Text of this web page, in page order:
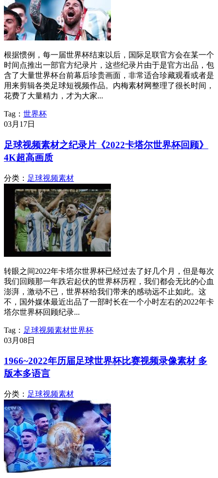
根据惯例，每一届世界杯结束以后，国际足联官方会在某一个
时间点推出一部官方纪录片，这些纪录片由于是官方出品，包
含了大量世界杯台前幕后珍贵画面，非常适合珍藏观看或者是
用来剪辑各类足球短视频作品。内梅素材网整理了很长时间，
花费了大量精力，才为大家...
Tag： 世界杯
03月 17日
足球视频素材之纪录片《2022卡塔尔世界杯回顾》
4K超高画质
分类： 足球视频素材
转眼之间2022年卡塔尔世界杯已经过去了好几个月，但是每次
我们回顾那一年跌宕起伏的世界杯历程，我们都会无比的心血
澎湃，激动不已，世界杯给我们带来的感动远不止如此。这
不，国外媒体最近出品了一部时长在一个小时左右的2022年卡
塔尔世界杯回顾纪录...
Tag： 足球视频素材世界杯
03月 08日
1966~2022年历届足球世界杯比赛视频录像素材 多
版本多语言
分类： 足球视频素材